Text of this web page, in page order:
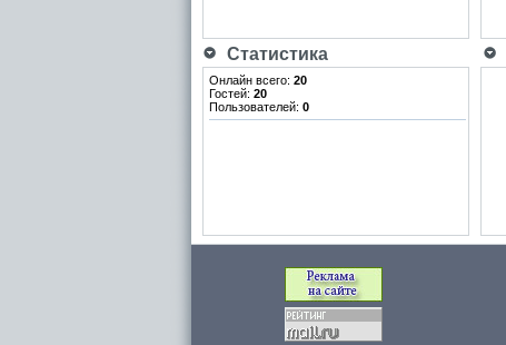
Статистика
Онлайн всего: 20
Гостей: 20
Пользователей: 0